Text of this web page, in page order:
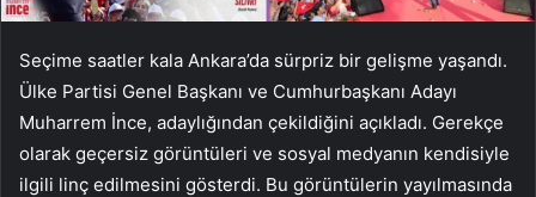
Seçime saatler kala Ankara’da sürpriz bir gelişme yaşandı.
Ülke Partisi Genel Başkanı ve Cumhurbaşkanı Adayı
Muharrem İnce, adaylığından çekildiğini açıkladı. Gerekçe
olarak geçersiz görüntüleri ve sosyal medyanın kendisiyle
ilgili linç edilmesini gösterdi. Bu görüntülerin yayılmasında